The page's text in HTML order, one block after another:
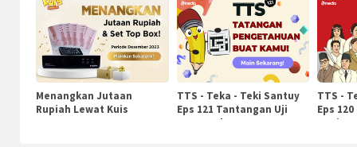
Menangkan Jutaan
Rupiah Lewat Kuis
TTS - Teka - Teki Santuy
Eps 121 Tantangan Uji
Pengetahuan
TTS -
Eps